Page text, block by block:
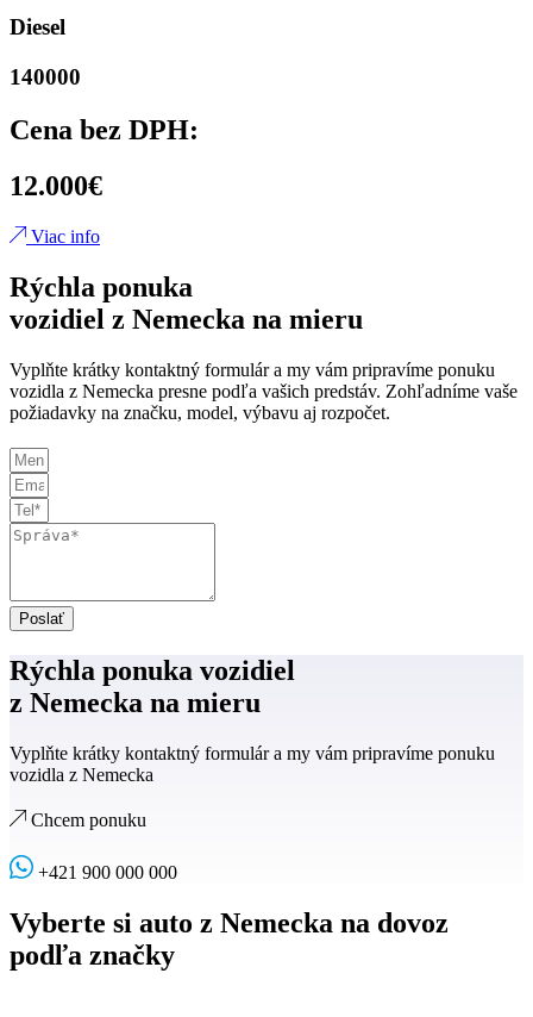
Diesel
140000
Cena bez DPH:
12.000€
Viac info
Rýchla ponuka
vozidiel z Nemecka na mieru
Vyplňte krátky kontaktný formulár a my vám pripravíme ponuku
vozidla z Nemecka presne podľa vašich predstáv. Zohľadníme vaše
požiadavky na značku, model, výbavu aj rozpočet.
Poslať
Rýchla ponuka vozidiel
z Nemecka na mieru
Vyplňte krátky kontaktný formulár a my vám pripravíme ponuku
vozidla z Nemecka
Chcem ponuku
+421 900 000 000
Vyberte si auto z Nemecka na dovoz
podľa značky